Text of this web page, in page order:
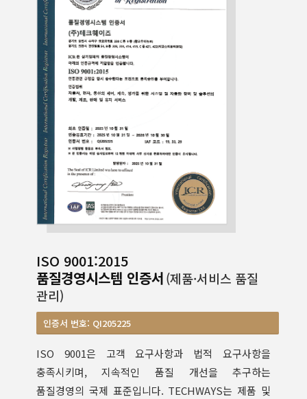
안전보건경영시스템
부패방지경영시스템
규범준수경영시스템
정보보호경영시스템
ISO 9001:2015
품질경영시스템 인증서(제품·서비스 품질
관리)
인증서 번호: QI205225
ISO 9001은 고객 요구사항과 법적 요구사항을
충족시키며, 지속적인 품질 개선을 추구하는
품질경영의 국제 표준입니다. TECHWAYS는 제품 및